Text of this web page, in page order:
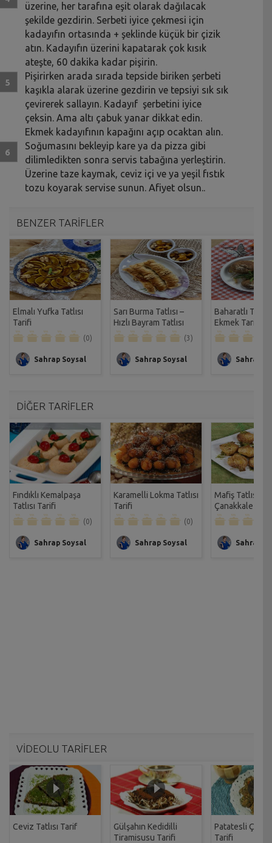
üzerine, her tarafına eşit olarak dağılacak
şekilde gezdirin. Serbeti iyice çekmesi için
kadayıfın ortasında + şeklinde küçük bir çizik
atın. Kadayıfın üzerini kapatarak çok kısık
ateşte, 60 dakika kadar pişirin.
Pişirirken arada sırada tepside biriken şerbeti
kaşıkla alarak üzerine gezdirin ve tepsiyi sık sık
çevirerek sallayın. Kadayıf şerbetini iyice
çeksin. Ama altı çabuk yanar dikkat edin.
Ekmek kadayıfının kapağını açıp ocaktan alın.
Soğumasını bekleyip kare ya da pizza gibi
dilimledikten sonra servis tabağına yerleştirin.
Üzerine taze kaymak, ceviz içi ve ya yeşil fıstık
tozu koyarak servise sunun. Afiyet olsun..
BENZER TARİFLER
Elmalı Yufka Tatlısı
Tarifi
(0)
Sahrap Soysal
Sarı Burma Tatlısı –
Hızlı Bayram Tatlısı
Tarifi
(3)
Sahrap Soysal
Baharatlı
Ekmek Tarifi
Sahrap
DİĞER TARİFLER
Fındıklı Kemalpaşa
Tatlısı Tarifi
(0)
Sahrap Soysal
Karamelli Lokma Tatlısı
Tarifi
(0)
Sahrap Soysal
Mafiş Tatlısı-
Çanakkale
Sahrap
VİDEOLU TARİFLER
Ceviz Tatlısı Tarif
Gülşahın Kedidilli
Tiramisusu Tarifi
Patatesli Çıtır
Tarifi